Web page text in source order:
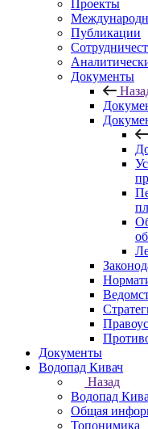
Проекты
Публикации
Документы
Документы
Водопад Кивач
Назад
Водопад
Общая
Топонимика